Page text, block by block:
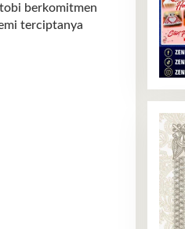
berkomitmen
terciptanya